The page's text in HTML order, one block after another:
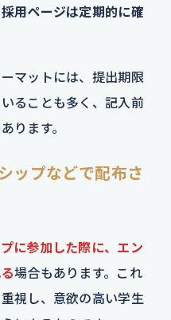
用ページは定期的に確
マットには、提出期限
ることも多く、記入前
ります。
ップなどで配布さ
に参加した際に、エン
場合もあります。これ
視し、意欲の高い学生